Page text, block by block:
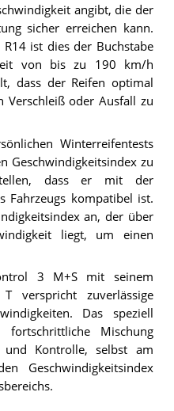
angibt, die der
sicher erreichen kann.
ist dies der Buchstabe
von bis zu 190 km/h
dass der Reifen optimal
Verschleiß oder Ausfall zu
Winterreifentests
Geschwindigkeitsindex zu
dass er mit der
Fahrzeugs kompatibel ist.
an, der über
liegt, um einen
3 M+S mit seinem
verspricht zuverlässige
Das speziell
Mischung
Kontrolle, selbst am
Geschwindigkeitsindex